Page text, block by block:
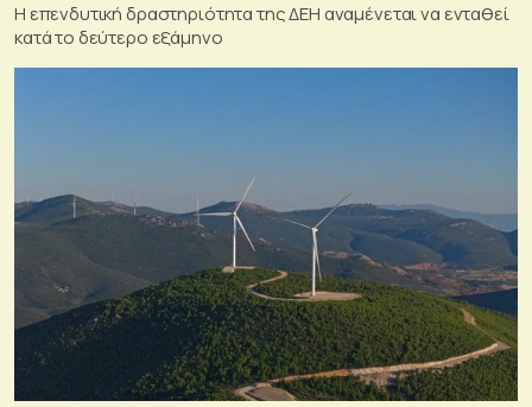
Η επενδυτική δραστηριότητα της ΔΕΗ αναμένεται να ενταθεί
κατά το δεύτερο εξάμηνο